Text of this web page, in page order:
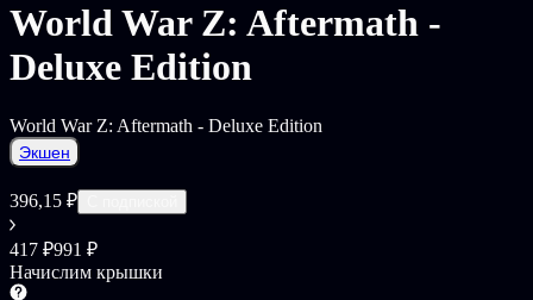
World War Z: Aftermath -
Deluxe Edition
World War Z: Aftermath - Deluxe Edition
Экшен
396,15 ₽
417 ₽991 ₽
Начислим крышки